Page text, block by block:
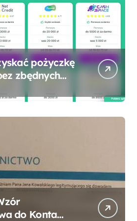
pożyczkę
zbędnych
do Konta